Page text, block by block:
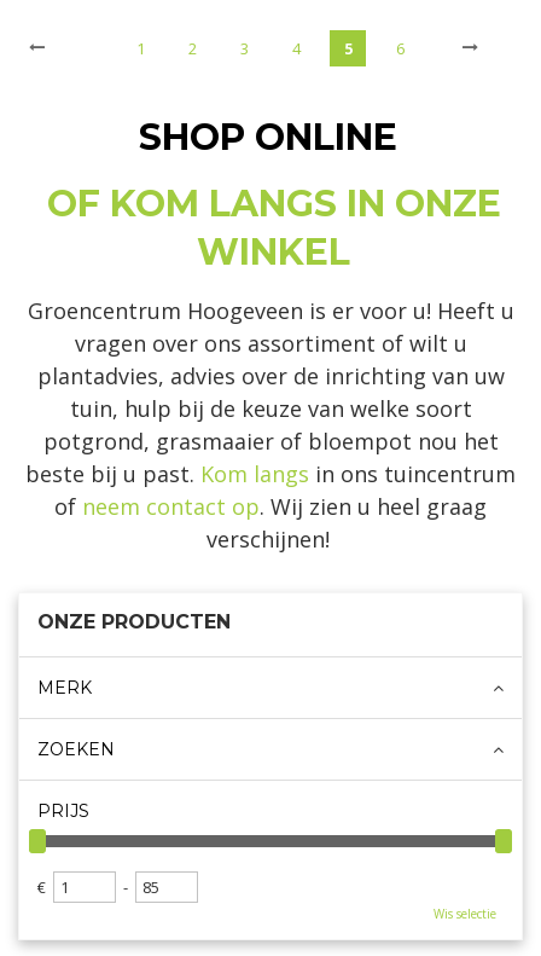
1 2 3 4 5 6
SHOP ONLINE
OF KOM LANGS IN ONZE
WINKEL
Groencentrum Hoogeveen is er voor u! Heeft u
vragen over ons assortiment of wilt u
plantadvies, advies over de inrichting van uw
tuin, hulp bij de keuze van welke soort
potgrond, grasmaaier of bloempot nou het
beste bij u past. Kom langs in ons tuincentrum
of neem contact op. Wij zien u heel graag
verschijnen!
ONZE PRODUCTEN
MERK
ZOEKEN
PRIJS
€ -
Wis selectie